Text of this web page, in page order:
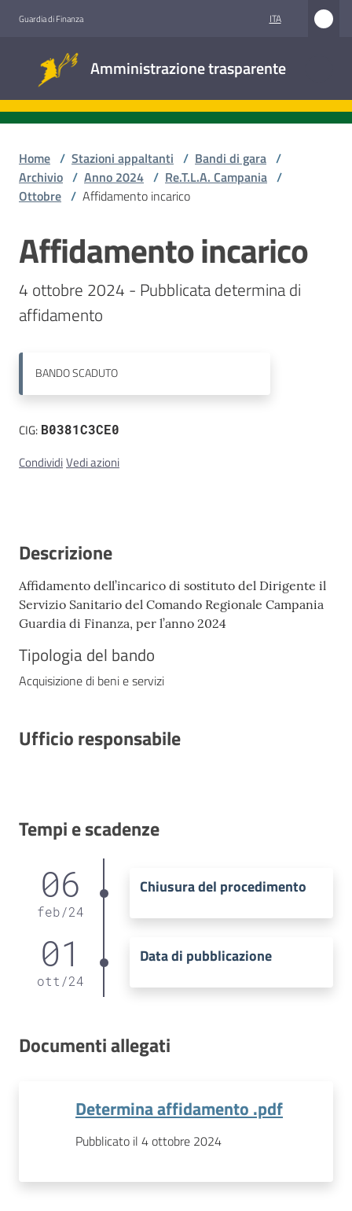
Guardia di Finanza ITA
Amministrazione trasparente
trasparente
Accesso
appaltanti
Contatti
Home / Stazioni appaltanti / Bandi di gara /
Archivio / Anno 2024 / Re.T.L.A. Campania /
Ottobre / Affidamento incarico
Salta al contenuto
Affidamento incarico
4 ottobre 2024 - Pubblicata determina di
affidamento
BANDOSCADUTO
CIG: B0381C3CE0
CondividiVedi azioni
Descrizione
Affidamento dell’incarico di sostituto del Dirigente il
Servizio Sanitario del Comando Regionale Campania
Guardia di Finanza, per l’anno 2024
Tipologia del bando
Acquisizione di beni e servizi
Ufficio responsabile
Tempi e scadenze
06
feb/24
Chiusura del procedimento
01
ott /24
Data di pubblicazione
Documenti allegati
Determina affidamento .pdf
Pubblicato il 4 ottobre 2024